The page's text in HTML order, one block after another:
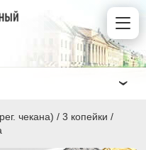
чекана) / 3 копейки /